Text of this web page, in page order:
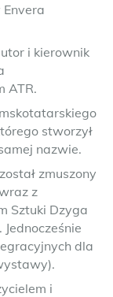
i kierownik
ATR.
stworzył
nazwie.
zmuszony
z
Sztuki Dzyga
dla
i